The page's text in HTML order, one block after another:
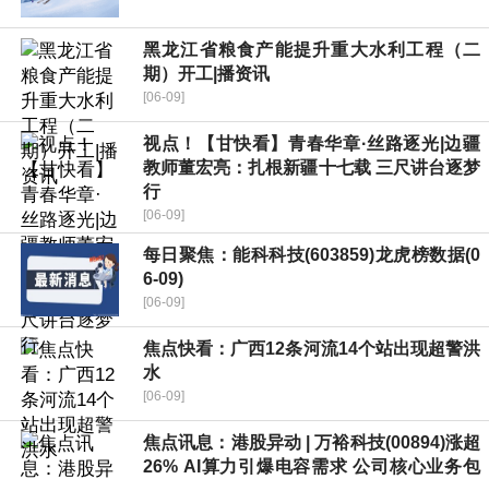
黑龙江省粮食产能提升重大水利工程（二
期）开工|播资讯
[06-09]
视点！【甘快看】青春华章·丝路逐光|边疆
教师董宏亮：扎根新疆十七载 三尺讲台逐梦
行
[06-09]
每日聚焦：能科科技(603859)龙虎榜数据(0
6-09)
[06-09]
焦点快看：广西12条河流14个站出现超警洪
水
[06-09]
焦点讯息：港股异动 | 万裕科技(00894)涨超
26% AI算力引爆电容需求 公司核心业务包